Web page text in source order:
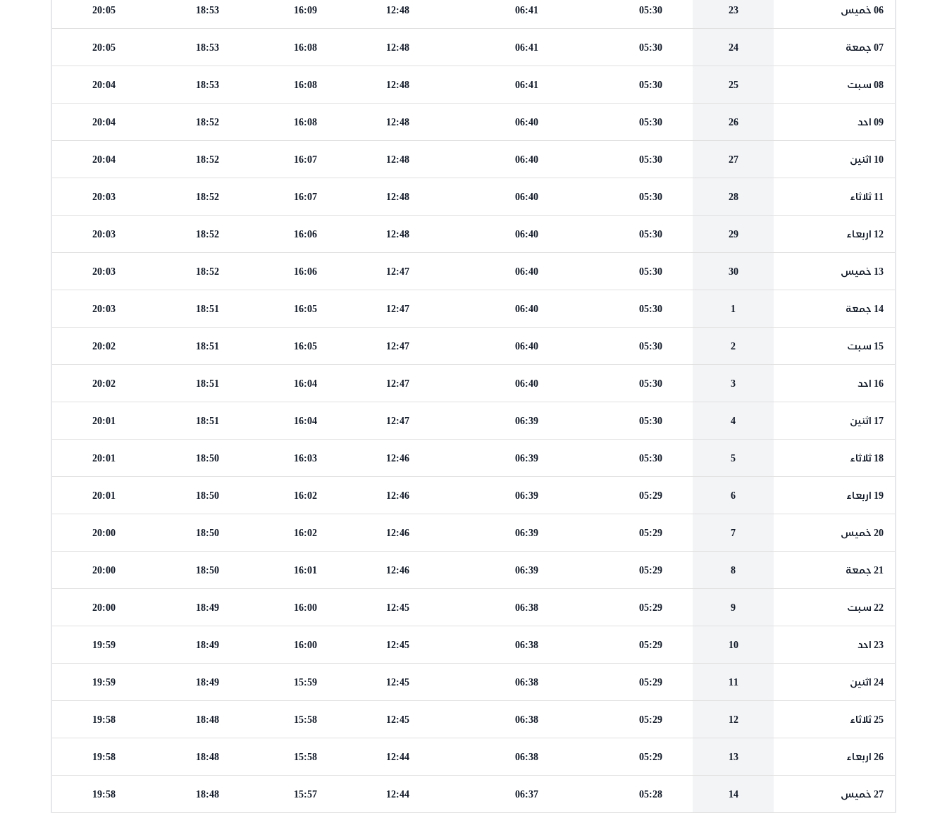
06 خميس 23
05:30
06:41
12:48
16:09
18:53
20:05
07 جمعة 24
05:30
06:41
12:48
16:08
18:53
20:05
08 سبت 25
05:30
06:41
12:48
16:08
18:53
20:04
09 احد 26
05:30
06:40
12:48
16:08
18:52
20:04
10 اثنين 27
05:30
06:40
12:48
16:07
18:52
20:04
11 ثلاثاء 28
05:30
06:40
12:48
16:07
18:52
20:03
12 اربعاء 29
05:30
06:40
12:48
16:06
18:52
20:03
13 خميس 30
05:30
06:40
12:47
16:06
18:52
20:03
14 جمعة 1
05:30
06:40
12:47
16:05
18:51
20:03
15 سبت 2
05:30
06:40
12:47
16:05
18:51
20:02
16 احد 3
05:30
06:40
12:47
16:04
18:51
20:02
17 اثنين 4
05:30
06:39
12:47
16:04
18:51
20:01
18 ثلاثاء 5
05:30
06:39
12:46
16:03
18:50
20:01
19 اربعاء 6
05:29
06:39
12:46
16:02
18:50
20:01
20 خميس 7
05:29
06:39
12:46
16:02
18:50
20:00
21 جمعة 8
05:29
06:39
12:46
16:01
18:50
20:00
22 سبت 9
05:29
06:38
12:45
16:00
18:49
20:00
23 احد 10
05:29
06:38
12:45
16:00
18:49
19:59
24 اثنين 11
05:29
06:38
12:45
15:59
18:49
19:59
25 ثلاثاء 12
05:29
06:38
12:45
15:58
18:48
19:58
26 اربعاء 13
05:29
06:38
12:44
15:58
18:48
19:58
27 خميس 14
05:28
06:37
12:44
15:57
18:48
19:58